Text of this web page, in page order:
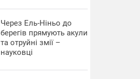
Через Ель-Ніньо до
берегів прямують акули
та отруйні змії –
науковці